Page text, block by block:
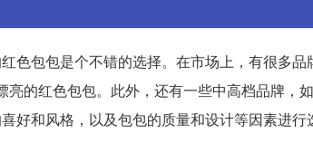
色包包是个不错的选择。在市场上，有很多品
的红色包包。此外，还有一些中高档品牌，
和风格，以及包包的质量和设计等因素进行